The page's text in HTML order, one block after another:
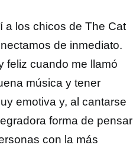
a los chicos de The Cat
de inmediato.
feliz cuando me llamó
música y tener
emotiva y, al cantarse
forma de pensar
con la más